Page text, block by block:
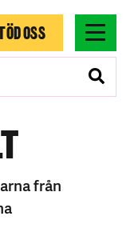
OSS
från